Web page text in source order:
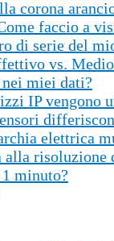
corona
faccio a
di serie del
vs.
miei dati?
IP vengono
elettrica
alla risoluzione
minuto?